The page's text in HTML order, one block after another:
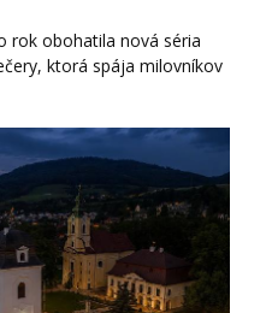
rok obohatila nová séria
ktorá spája milovníkov